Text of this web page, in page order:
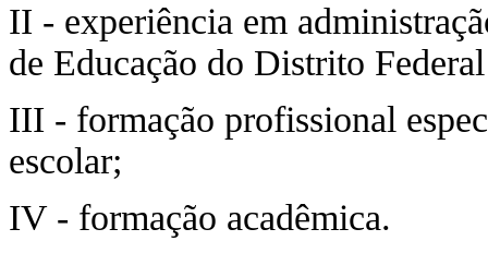
II - experiência em
de Educação do Distrito
III - formação profissional
escolar;
IV - formação acadêmica.